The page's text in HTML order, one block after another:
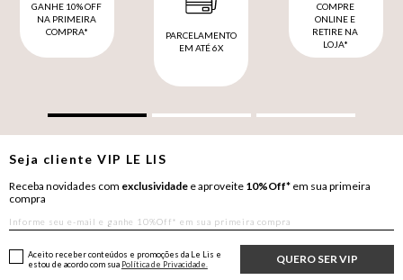
GANHE 10% OFF
NA PRIMEIRA
COMPRA*
PARCELAMENTO
EM ATÉ 6X
COMPRE
ONLINE E
RETIRE NA
LOJA*
Seja clienteVIP LE LIS
Receba novidades com exclusividade e aproveite 10%Off* em sua primeira
compra
QUERO SER VIP
Aceito receber conteúdos e promoções da Le Lis e
estou de acordo com sua Política de Privacidade.